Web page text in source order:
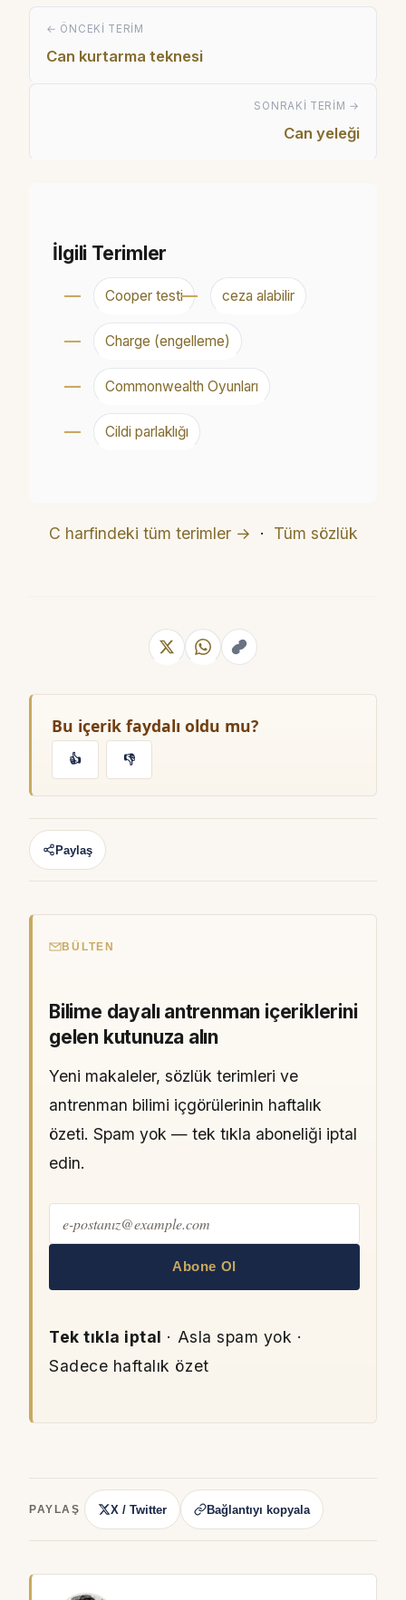
← ÖNCEKI TERIM
Can kurtarma teknesi
SONRAKI TERIM →
Can yeleği
İlgili Terimler
Cooper testi ceza alabilir
Charge (engelleme)
Commonwealth Oyunları
Cildi parlaklığı
C harfindeki tüm terimler → · Tüm sözlük
Bu içerik faydalı oldu mu?
👍 👎
Paylaş
BÜLTEN
Bilime dayalı antrenman içeriklerini
gelen kutunuza alın
Yeni makaleler, sözlük terimleri ve
antrenman bilimi içgörülerinin haftalık
özeti. Spam yok — tek tıkla aboneliği iptal
edin.
Abone Ol
Tek tıkla iptal · Asla spam yok ·
Sadece haftalık özet
PAYLAŞ X / Twitter Bağlantıyı kopyala